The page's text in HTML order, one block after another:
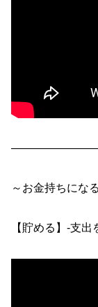
～お金持ちにな
【貯める】-支